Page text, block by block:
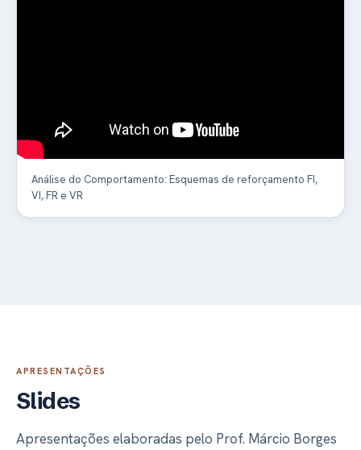
Análise do Comportamento: Esquemas de reforçamento FI,
VI, FR e VR
APRESENTAÇÕES
Slides
Apresentações elaboradas pelo Prof. Márcio Borges